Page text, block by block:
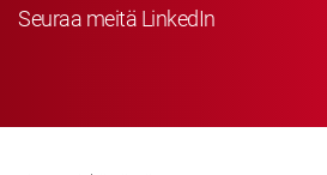
Seuraa meitä LinkedIn